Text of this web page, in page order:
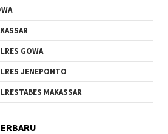
GOWA
JENEPONTO
MAKASSAR